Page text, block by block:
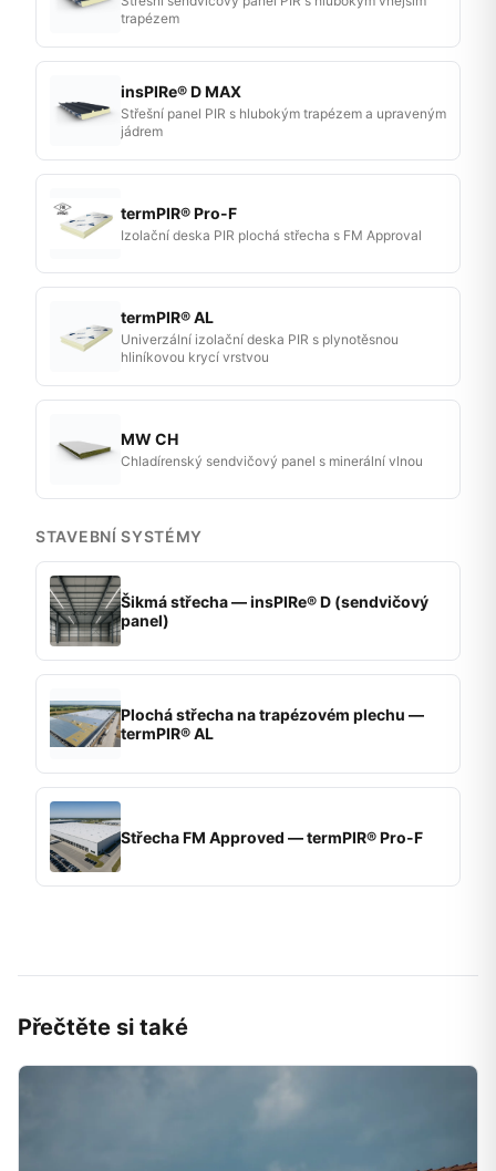
trapézem
insPIRe® D MAX
Střešní panel PIR s hlubokým trapézem a upraveným
jádrem
termPIR® Pro-F
Izolační deska PIR plochá střecha s FM Approval
termPIR® AL
Univerzální izolační deska PIR s plynotěsnou
hliníkovou krycí vrstvou
MW CH
Chladírenský sendvičový panel s minerální vlnou
STAVEBNÍ SYSTÉMY
Šikmá střecha — insPIRe® D (sendvičový
panel)
Plochá střecha na trapézovém plechu —
termPIR® AL
Střecha FM Approved — termPIR® Pro-F
Přečtěte si také